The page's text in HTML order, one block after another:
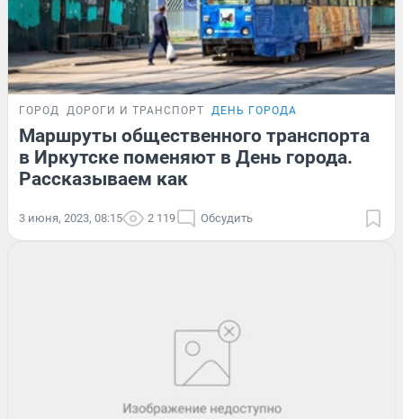
ГОРОД ДОРОГИ И ТРАНСПОРТ ДЕНЬ ГОРОДА
Маршруты общественного транспорта
в Иркутске поменяют в День города.
Рассказываем как
3 июня, 2023, 08:15 2 119 Обсудить